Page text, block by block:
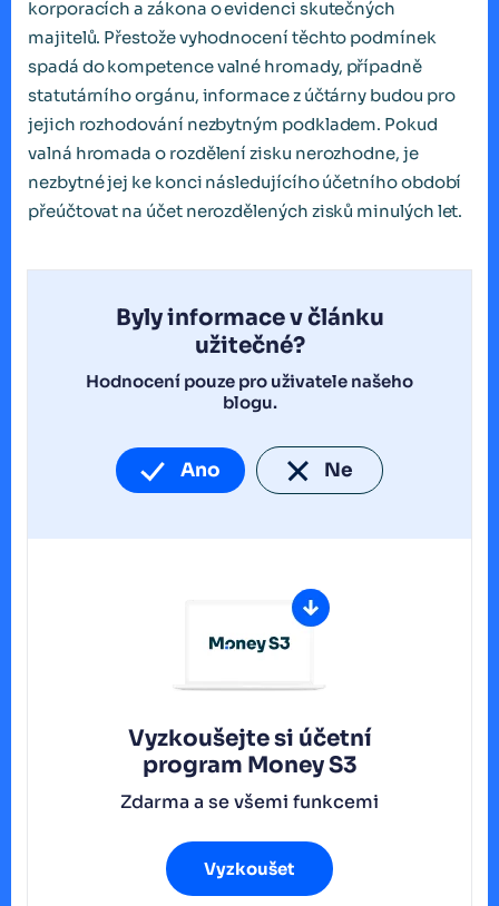
korporacích a zákona o evidenci skutečných
majitelů. Přestože vyhodnocení těchto podmínek
spadá do kompetence valné hromady, případně
statutárního orgánu, informace z účtárny budou pro
jejich rozhodování nezbytným podkladem. Pokud
valná hromada o rozdělení zisku nerozhodne, je
nezbytné jej ke konci následujícího účetního období
přeúčtovat na účet nerozdělených zisků minulých let.
Byly informace v článku
užitečné?
Hodnocení pouze pro uživatele našeho
blogu.
Ano Ne
Vyzkoušejte si účetní
program Money S3
Zdarma a se všemi funkcemi
Vyzkoušet